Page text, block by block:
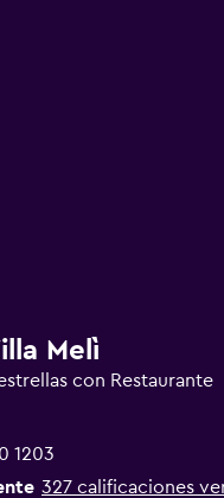
Melì
con Restaurante
1203
327 calificaciones